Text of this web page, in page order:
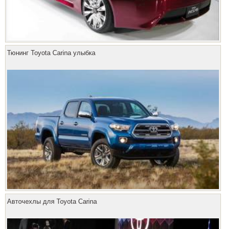
Тюнинг Toyota Carina улыбка
Авточехлы для Toyota Carina